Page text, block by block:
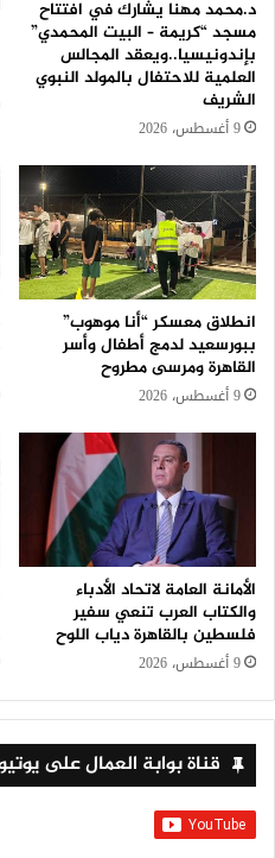
د.محمد مهنا يشارك في افتتاح
مسجد “كريمة – البيت المحمدي”
بإندونيسيا..ويعقد المجالس
العلمية للاحتفال بالمولد النبوي
الشريف
9 أغسطس، 2026
انطلاق معسكر “أنا موهوب”
ببورسعيد لدمج أطفال وأسر
القاهرة ومرسى مطروح
9 أغسطس، 2026
الأمانة العامة لاتحاد الأدباء
والكتاب العرب تنعي سفير
فلسطين بالقاهرة دياب اللوح
9 أغسطس، 2026
قناة بوابة العمال على